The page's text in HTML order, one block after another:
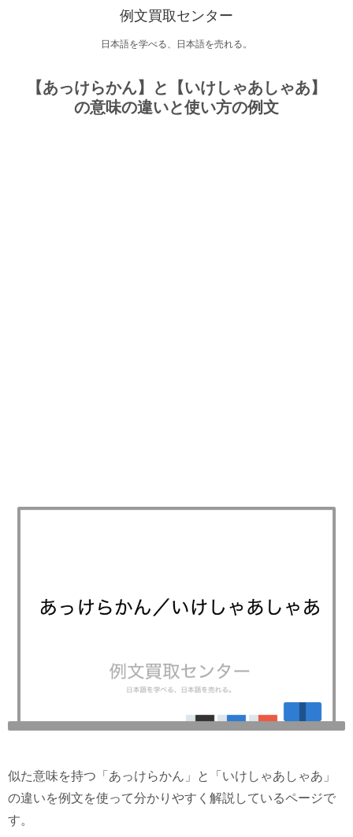
例文買取センター
日本語を学べる、日本語を売れる。
【あっけらかん】と【いけしゃあしゃあ】
の意味の違いと使い方の例文
似た意味を持つ「あっけらかん」と「いけしゃあしゃあ」
の違いを例文を使って分かりやすく解説しているページで
す。